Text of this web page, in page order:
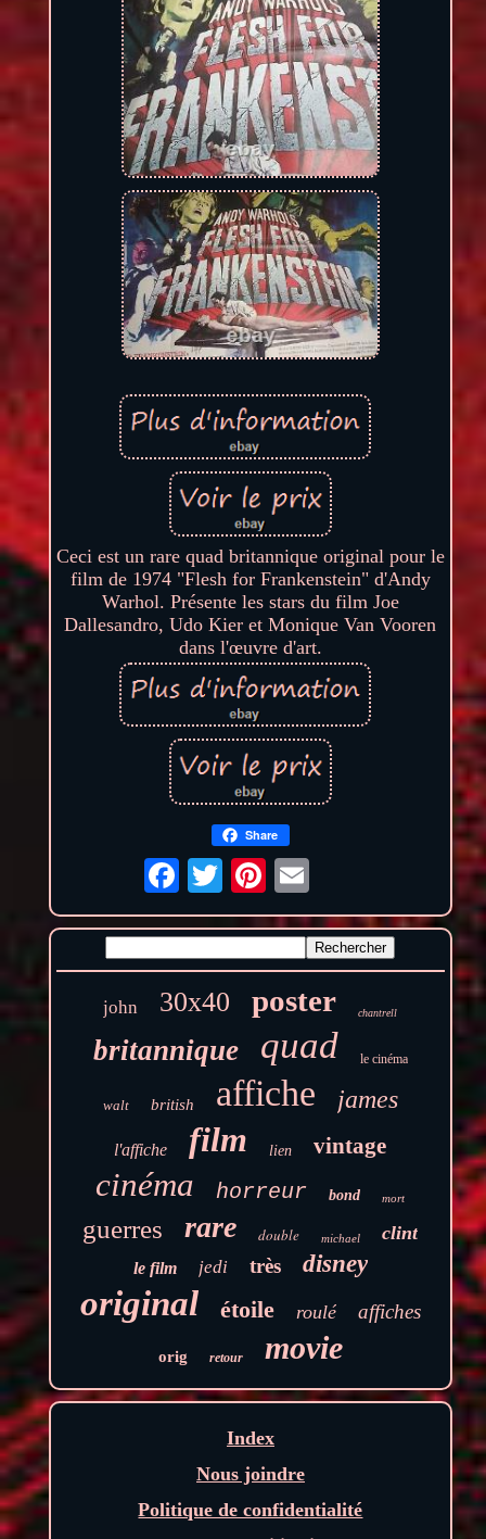
Ceci est un rare quad britannique original pour le
film de 1974 "Flesh for Frankenstein" d'Andy
Warhol. Présente les stars du film Joe
Dallesandro, Udo Kier et Monique Van Vooren
dans l'œuvre d'art.
Share
john 30x40 poster chantrell
britannique quad le cinéma
walt british affiche james
l'affiche film lien vintage
cinéma horreur bond mort
guerres rare double michael clint
le film jedi très disney
original étoile roulé affiches
orig retour movie
Index
Nous joindre
Politique de confidentialité